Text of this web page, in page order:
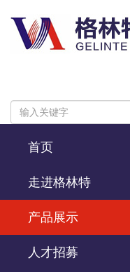
首页
走进格林特
产品展示
人才招募